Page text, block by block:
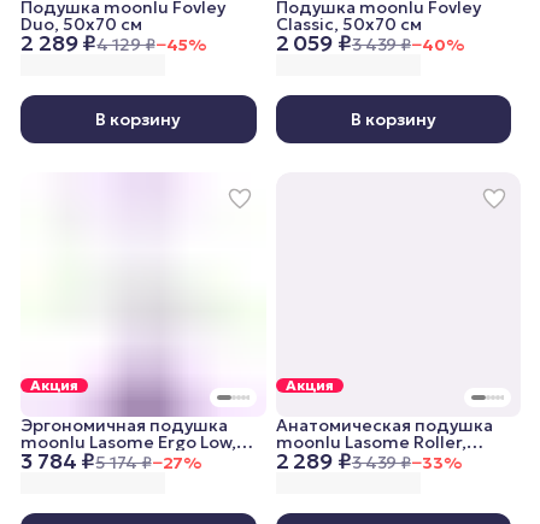
2 289 ₽4 129 ₽−45%
Подушка moonlu Fovley
Duo, 50x70 см
В корзину
2 059 ₽3 439 ₽−40%
Подушка moonlu Fovley
Classic, 50x70 см
В корзину
Акция
3 784 ₽5 174 ₽−27%
Эргономичная подушка
moonlu Lasome Ergo Low,
50x30x8/11 см
Акция
2 289 ₽3 439 ₽−33%
Анатомическая подушка
moonlu Lasome Roller,
41x23,5x10 см